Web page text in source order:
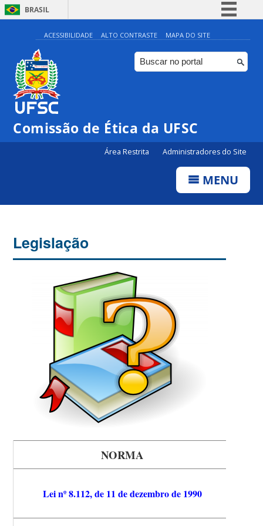
BRASIL
Simplifique!
Comunica BR
Participe
Canais
ACESSIBILIDADE ALTO CONTRASTE MAPA DO SITE
Comissão de Ética da UFSC
Área Restrita Administradores do Site
MENU
Legislação
NORMA
Lei nº 8.112, de 11 de dezembro de 1990